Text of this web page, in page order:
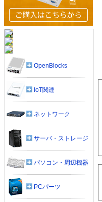
OpenBlocks
IoT関連
ネットワーク
サーバ・ストレージ
パソコン・周辺機器
PCパーツ